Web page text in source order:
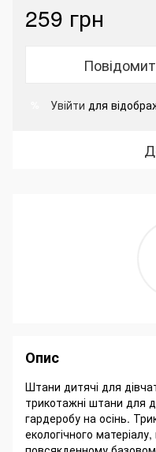
259 грн
Увійти для
Опис
Штани дитячі для
трикотажні штани для
гардеробу на осінь.
екологічного